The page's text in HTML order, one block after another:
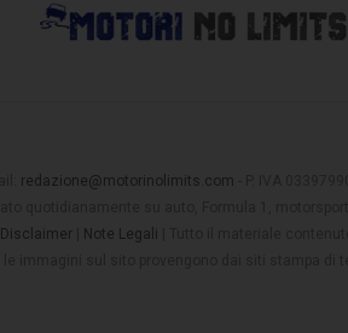
redazione@motorinolimits.com
Disclaimer Note Legali